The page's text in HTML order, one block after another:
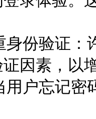
份验证：
因素，以
户忘记密